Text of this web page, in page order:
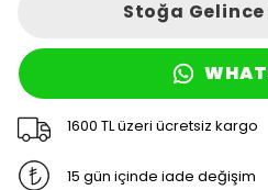
Stoğa
1600 TL üzeri ücretsiz kargo
15 gün içinde iade değişim